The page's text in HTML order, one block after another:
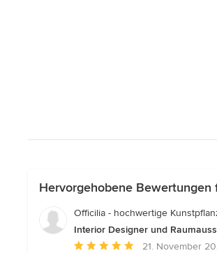
Hervorgehobene Bewertungen
Officilia - hochwertige
Interior Designer und
Durchschnittliche21. November